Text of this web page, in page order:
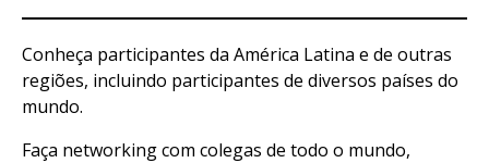
Conheça participantes da América Latina e de outras
regiões, incluindo participantes de diversos países do
mundo.
Faça networking com colegas de todo o mundo,